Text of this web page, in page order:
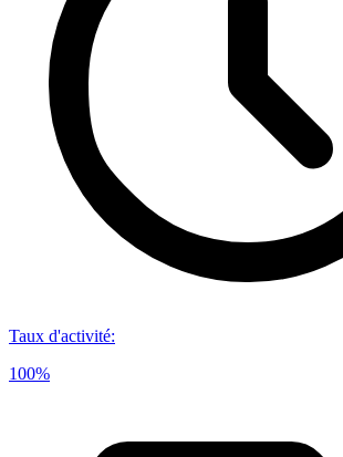
Taux d'activité:
100%